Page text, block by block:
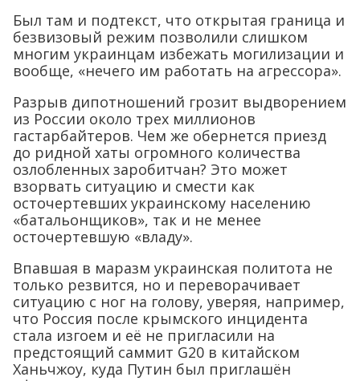
Был там и подтекст, что открытая граница и
безвизовый режим позволили слишком
многим украинцам избежать могилизации и
вообще, «нечего им работать на агрессора».
Разрыв дипотношений грозит выдворением
из России около трех миллионов
гастарбайтеров. Чем же обернется приезд
до ридной хаты огромного количества
озлобленных заробитчан? Это может
взорвать ситуацию и смести как
осточертевших украинскому населению
«батальонщиков», так и не менее
осточертевшую «владу».
Впавшая в маразм украинская политота не
только резвится, но и переворачивает
ситуацию с ног на голову, уверяя, например,
что Россия после крымского инцидента
стала изгоем и её не пригласили на
предстоящий саммит G20 в китайском
Ханьчжоу, куда Путин был приглашён